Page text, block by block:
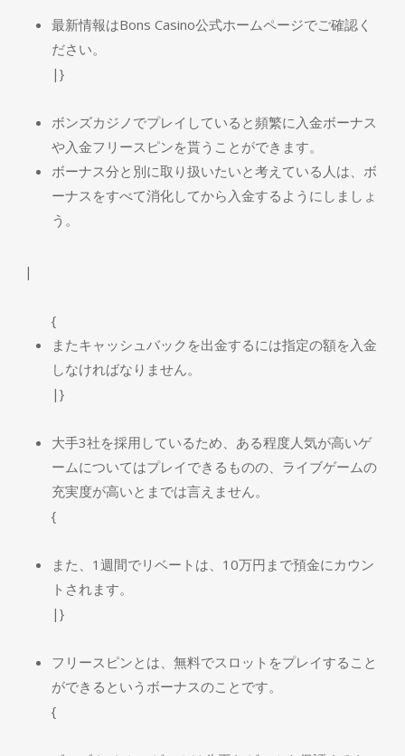
最新情報はBons Casino公式ホームページでご確認く
ださい。
|}
ボンズカジノでプレイしていると頻繁に入金ボーナス
や入金フリースピンを貰うことができます。
ボーナス分と別に取り扱いたいと考えている人は、ボ
ーナスをすべて消化してから入金するようにしましょ
う。
|
{
またキャッシュバックを出金するには指定の額を入金
しなければなりません。
|}
大手3社を採用しているため、ある程度人気が高いゲ
ームについてはプレイできるものの、ライブゲームの
充実度が高いとまでは言えません。
{
また、1週間でリベートは、10万円まで預金にカウン
トされます。
|}
フリースピンとは、無料でスロットをプレイすること
ができるというボーナスのことです。
{